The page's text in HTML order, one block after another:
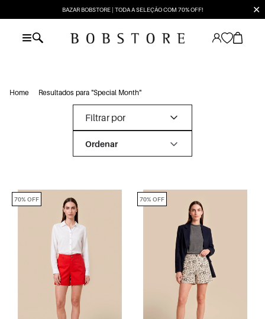
BAZAR BOBSTORE | TODA A SELEÇÃO COM 70% OFF! ✕
Home Resultados para "Special Month"
Filtrar por
70% OFF 70% OFF